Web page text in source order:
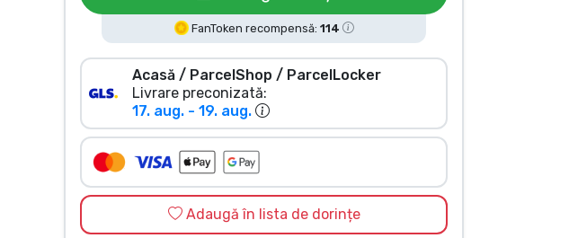
FanToken recompensă: 114
Acasă / ParcelShop / ParcelLocker
Livrare preconizată:
17. aug. - 19. aug.
Adaugă în lista de dorințe